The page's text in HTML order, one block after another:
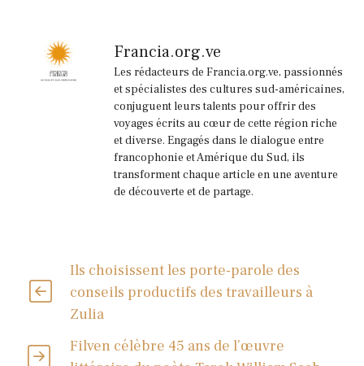
Francia.org.ve
Les rédacteurs de Francia.org.ve, passionnés
et spécialistes des cultures sud-américaines,
conjuguent leurs talents pour offrir des
voyages écrits au cœur de cette région riche
et diverse. Engagés dans le dialogue entre
francophonie et Amérique du Sud, ils
transforment chaque article en une aventure
de découverte et de partage.
Ils choisissent les porte-parole des
conseils productifs des travailleurs à
Zulia
Filven célèbre 45 ans de l’œuvre